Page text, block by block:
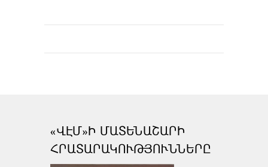
«ՎԷՄ»Ի ՄԱՏԵՆԱՇԱՐԻ
ՀՐԱՏԱՐԱԿՈՒԹՅՈՒՆՆԵՐԸ